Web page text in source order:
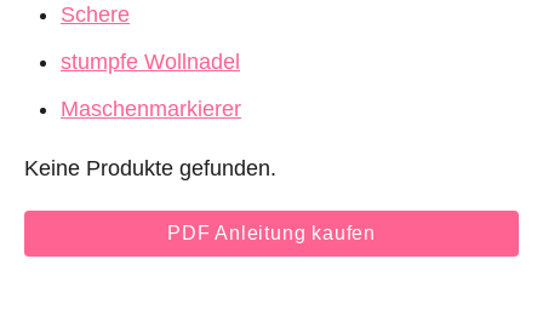
Schere
stumpfe Wollnadel
Maschenmarkierer
Keine Produkte gefunden.
PDF Anleitung kaufen